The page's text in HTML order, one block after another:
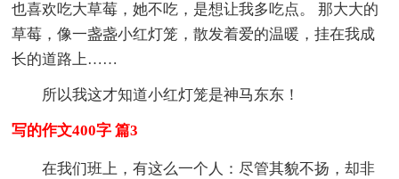
也喜欢吃大草莓，她不吃，是想让我多吃点。 那大大的
草莓，像一盏盏小红灯笼，散发着爱的温暖，挂在我成
长的道路上……
所以我这才知道小红灯笼是神马东东！
写的作文400字 篇3
在我们班上，有这么一个人：尽管其貌不扬，却非